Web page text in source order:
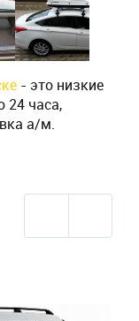
- это низкие
24 часа,
а/м.